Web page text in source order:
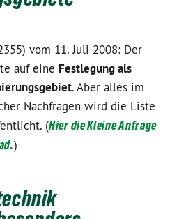
vom 11. Juli 2008: Der
auf eine Festlegung als
. Aber alles im
Nachfragen wird die Liste
(Hier die Kleine Anfrage
)